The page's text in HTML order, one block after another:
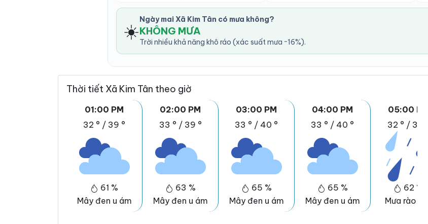
☀️
Ngày mai Xã Kim Tân có mưa không?
KHÔNG MƯA
Trời nhiều khả năng khô ráo (xác suất mưa ~16%).
Thời tiết Xã Kim Tân theo giờ
01:00 PM
32 ° / 39 °
61 %
Mây đen u ám
02:00 PM
33 ° / 39 °
63 %
Mây đen u ám
03:00 PM
33 ° / 40 °
65 %
Mây đen u ám
04:00 PM
33 ° / 40 °
65 %
Mây đen u ám
05:00 PM
32 ° / 39 °
62 %
Mưa rào nhẹ